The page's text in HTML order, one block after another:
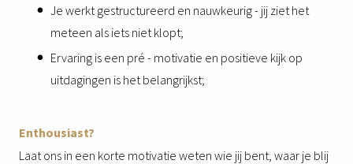
Je werkt gestructureerd en nauwkeurig - jij ziet het
meteen als iets niet klopt;
Ervaring is een pré - motivatie en positieve kijk op
uitdagingen is het belangrijkst;
Enthousiast?
Laat ons in een korte motivatie weten wie jij bent, waar je blij